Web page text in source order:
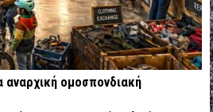
αναρχική ομοσπονδιακή